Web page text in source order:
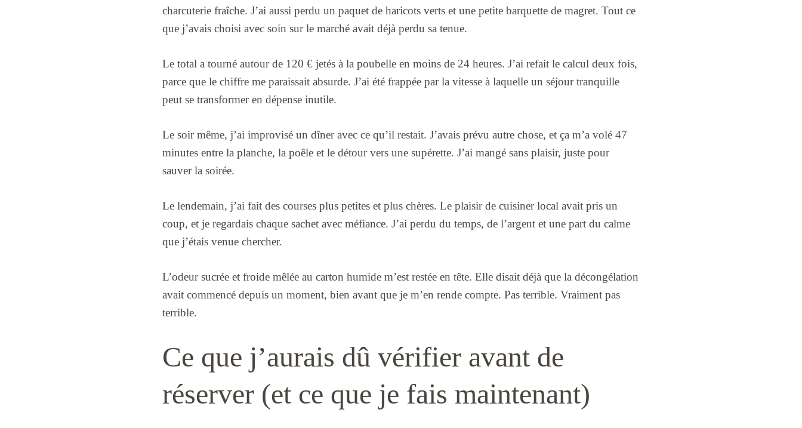
charcuterie fraîche. J’ai aussi perdu un paquet de haricots verts et une petite barquette de magret. Tout ce
que j’avais choisi avec soin sur le marché avait déjà perdu sa tenue.
Le total a tourné autour de 120 € jetés à la poubelle en moins de 24 heures. J’ai refait le calcul deux fois,
parce que le chiffre me paraissait absurde. J’ai été frappée par la vitesse à laquelle un séjour tranquille
peut se transformer en dépense inutile.
Le soir même, j’ai improvisé un dîner avec ce qu’il restait. J’avais prévu autre chose, et ça m’a volé 47
minutes entre la planche, la poêle et le détour vers une supérette. J’ai mangé sans plaisir, juste pour
sauver la soirée.
Le lendemain, j’ai fait des courses plus petites et plus chères. Le plaisir de cuisiner local avait pris un
coup, et je regardais chaque sachet avec méfiance. J’ai perdu du temps, de l’argent et une part du calme
que j’étais venue chercher.
L’odeur sucrée et froide mêlée au carton humide m’est restée en tête. Elle disait déjà que la décongélation
avait commencé depuis un moment, bien avant que je m’en rende compte. Pas terrible. Vraiment pas
terrible.
Ce que j’aurais dû vérifier avant de
réserver (et ce que je fais maintenant)